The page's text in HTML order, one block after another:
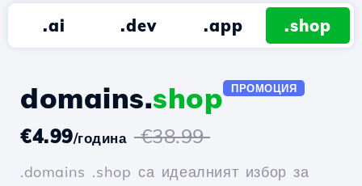
.ai .dev .app .shop
domains.shop ПРОМОЦИЯ
€4.99/година €38.99
.domains .shop са идеалният избор за